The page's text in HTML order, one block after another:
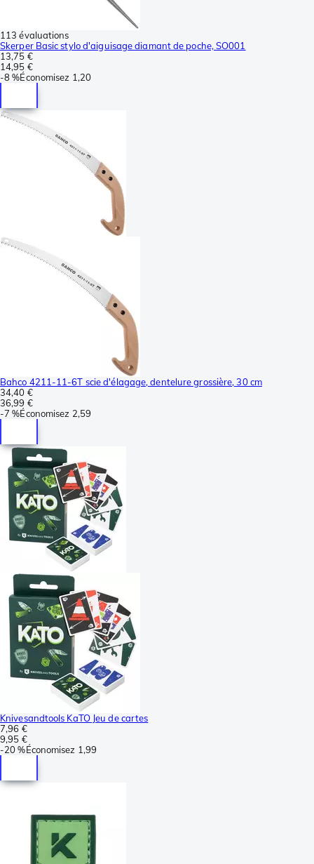
113 évaluations
Skerper Basic stylo d'aiguisage diamant de poche, SO001
13,75 €
14,95 €
-8 %Économisez 1,20
Bahco 4211-11-6T scie d'élagage, dentelure grossière, 30 cm
34,40 €
36,99 €
-7 %Économisez 2,59
Knivesandtools KaTO Jeu de cartes
7,96 €
9,95 €
-20 %Économisez 1,99